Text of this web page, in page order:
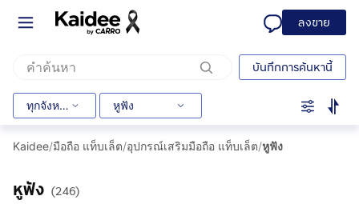
ลงขาย
บันทึกการค้นหานี้
ทุกจังหวัด หูฟัง
Kaidee/มือถือ แท็บเล็ต/อุปกรณ์เสริมมือถือ แท็บเล็ต/หูฟัง
หูฟัง (246)